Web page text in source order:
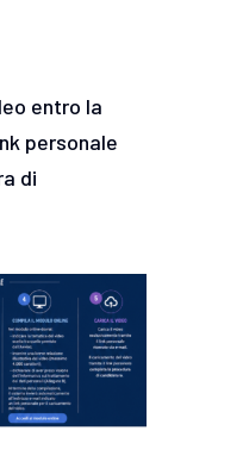
entro la
personale
di